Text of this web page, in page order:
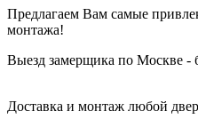
Предлагаем Вам самые
монтажа!
Выезд замерщика по Москве -
Доставка и монтаж любой